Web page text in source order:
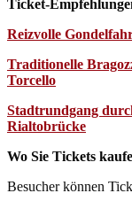
Ticket-
Reizvolle
Traditionelle
Torcello
Stadtrundgang
Rialtobrücke
Wo Sie Tickets
Besucher können